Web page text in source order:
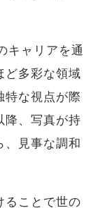
キャリアを通
ど多彩な領域
特な視点が際
降、写真が持
、⾒事な調和
ることで世の